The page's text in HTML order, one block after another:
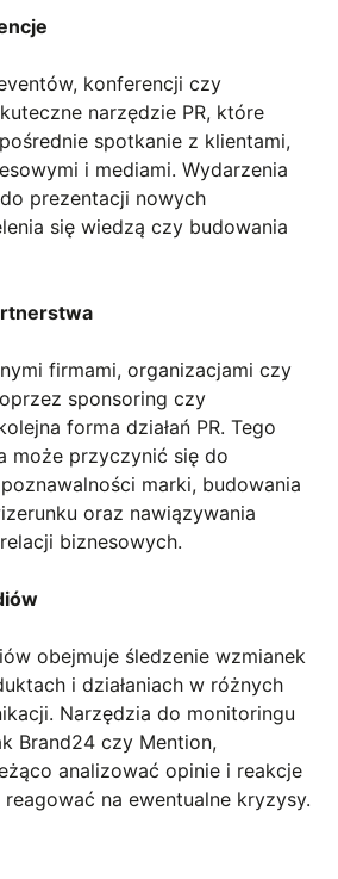
konferencji czy
narzędzie PR, które
spotkanie z klientami,
i mediami. Wydarzenia
prezentacji nowych
się wiedzą czy budowania
firmami, organizacjami czy
sponsoring czy
forma działań PR. Tego
może przyczynić się do
marki, budowania
oraz nawiązywania
biznesowych.
obejmuje śledzenie wzmianek
i działaniach w różnych
Narzędzia do monitoringu
Brand24 czy Mention,
analizować opinie i reakcje
na ewentualne kryzysy.